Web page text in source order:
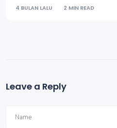
4 BULAN LALU 2 MIN READ
Leave a Reply